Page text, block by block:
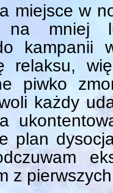
miejsce w
na mniej
kampanii
relaksu,
piwko
każdy
plan
z